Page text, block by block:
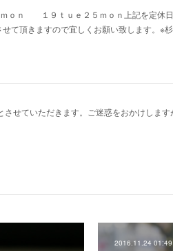
ｎ １９ｔｕｅ２５ｍｏｎ上記を定休日
て頂きますので宜しくお願い致します。※
せていただきます。ご迷惑をおかけします
2016.11.24 01:49